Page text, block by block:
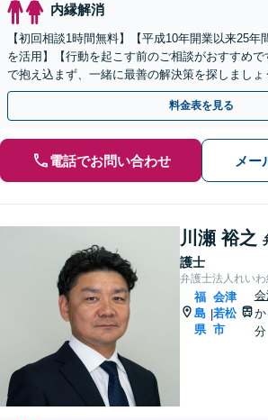
内縁解消
【初回相談1時間無料】【平成10年開業以来25年
を活用】【行動を起こす前のご相談がおすすめで
で抱え込まず、一緒に最善の解決策を探しまし
ールも用いたこまめな連絡】
料金表を見る
電話でお問い合わせ メー
川瀬 裕之
護士
弁護士法人れい
福
島
県
|
会津
若松
市
分